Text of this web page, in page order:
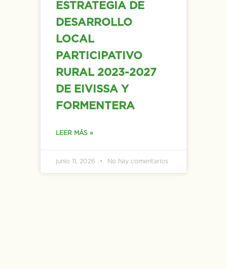
ESTRATEGIA DE
DESARROLLO
LOCAL
PARTICIPATIVO
RURAL 2023-2027
DE EIVISSA Y
FORMENTERA
LEER MÁS »
junio 11, 2026 No hay comentarios